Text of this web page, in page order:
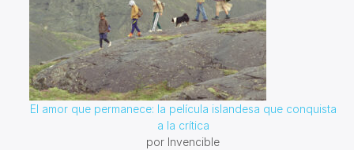
El amor que permanece: la película islandesa que conquista
a la crítica
por Invencible